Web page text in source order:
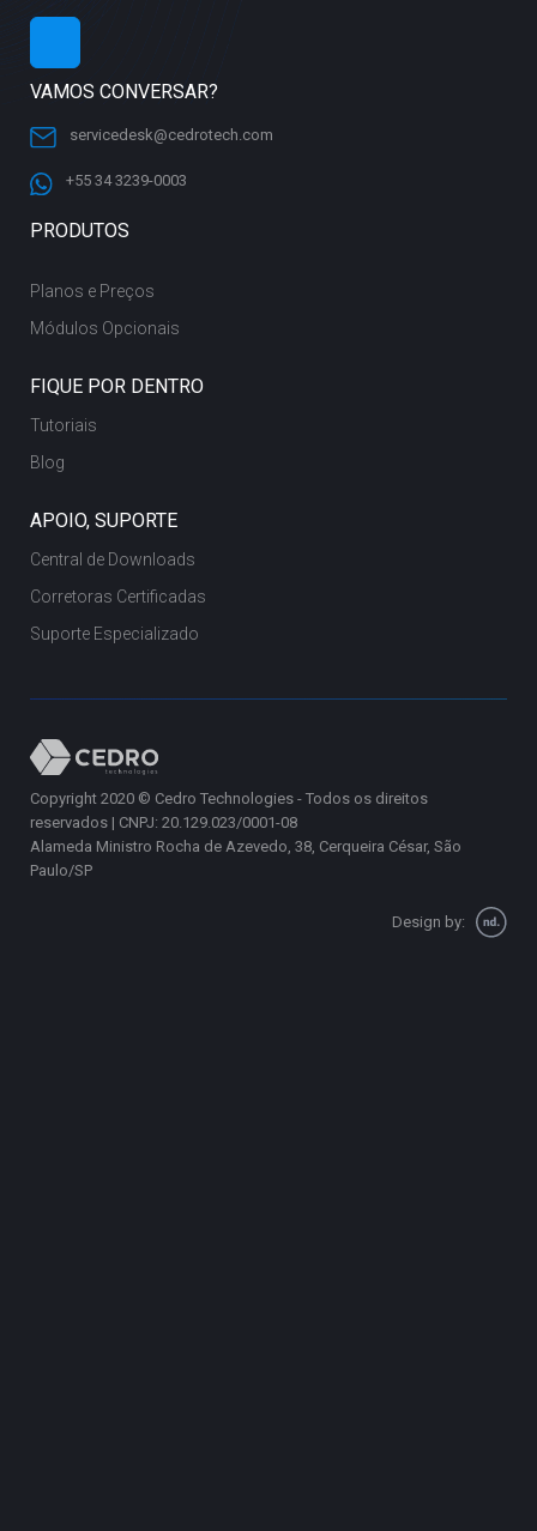
VAMOS CONVERSAR?
servicedesk@cedrotech.com
+55 34 3239-0003
PRODUTOS
Planos e Preços
Módulos Opcionais
FIQUE POR DENTRO
Tutoriais
Blog
APOIO, SUPORTE
Central de Downloads
Corretoras Certificadas
Suporte Especializado
Copyright 2020 © Cedro Technologies - Todos os direitos
reservados | CNPJ: 20.129.023/0001-08
Alameda Ministro Rocha de Azevedo, 38, Cerqueira César, São
Paulo/SP
Design by: